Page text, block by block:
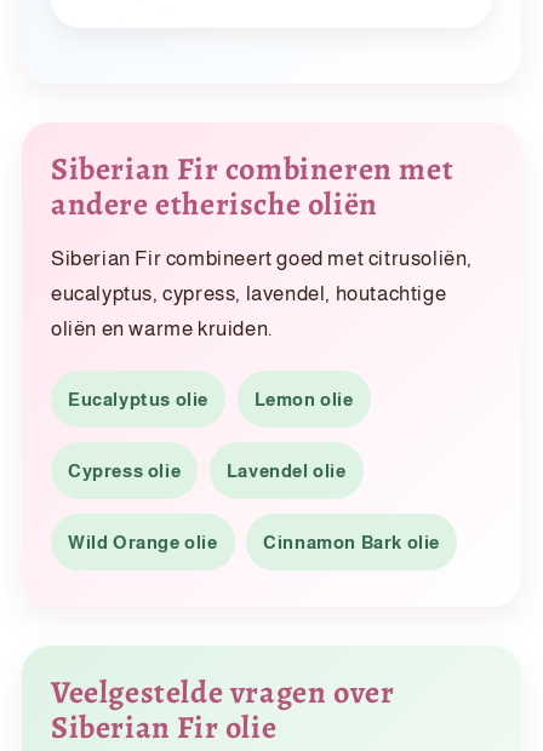
Siberian Fir combineren met
andere etherische oliën
Siberian Fir combineert goed met citrusoliën,
eucalyptus, cypress, lavendel, houtachtige
oliën en warme kruiden.
Eucalyptus olie Lemon olie
Cypress olie Lavendel olie
Wild Orange olie Cinnamon Bark olie
Veelgestelde vragen over
Siberian Fir olie